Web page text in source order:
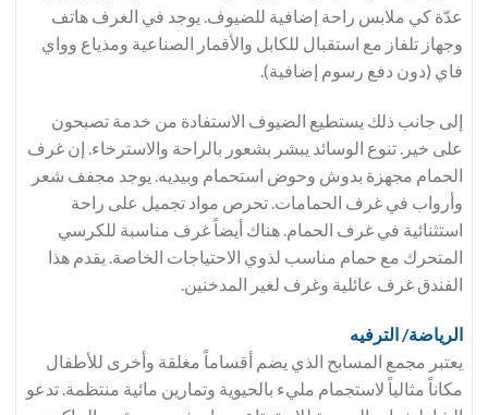
عدّة كي ملابس راحة إضافية للضيوف. يوجد في الغرف هاتف
وجهاز تلفاز مع استقبال للكابل والأقمار الصناعية ومذياع وواي
فاي (دون دفع رسوم إضافية).
إلى جانب ذلك يستطيع الضيوف الاستفادة من خدمة تصبحون
على خير. تنوع الوسائد يبشر بشعور بالراحة والاسترخاء. إن غرف
الحمام مجهزة بدوش وحوض استحمام وبيديه. يوجد مجفف شعر
وأرواب في غرف الحمامات. تحرص مواد تجميل على راحة
استثنائية في غرف الحمام. هناك أيضاً غرف مناسبة للكرسي
المتحرك مع حمام مناسب لذوي الاحتياجات الخاصة. يقدم هذا
الفندق غرف عائلية وغرف لغير المدخنين.
الرياضة/ الترفيه
يعتبر مجمع المسابح الذي يضم أقساماً مغلقة وأخرى للأطفال
مكاناً مثالياً لاستجمام مليء بالحيوية وتمارين مائية منتظمة. تدعو